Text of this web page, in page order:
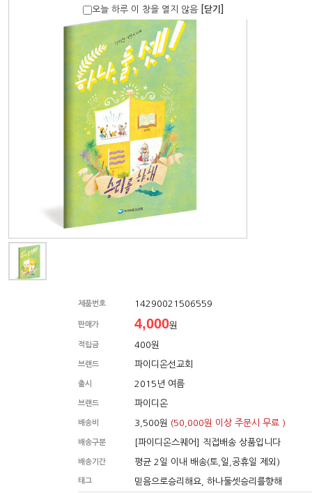
제품번호 14290021506559
판매가 4,000원
적립금 400원
브랜드 파이디온선교회
출시 2015년 여름
브랜드 파이디온
배송비 3,500원 (50,000원 이상 주문시 무료 )
배송구분 [파이디온스퀘어] 직접배송 상품입니다
배송기간 평균 2일 이내 배송(토,일,공휴일 제외)
태그 믿음으로승리해요, 하나둘셋승리를향해
오늘 하루 이 창을 열지 않음 [닫기]